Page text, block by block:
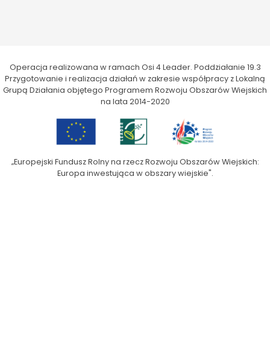
Operacja realizowana w ramach Osi 4 Leader. Poddziałanie 19.3
Przygotowanie i realizacja działań w zakresie współpracy z Lokalną
Grupą Działania objętego Programem Rozwoju Obszarów Wiejskich
na lata 2014-2020
„Europejski Fundusz Rolny na rzecz Rozwoju Obszarów Wiejskich:
Europa inwestująca w obszary wiejskie".